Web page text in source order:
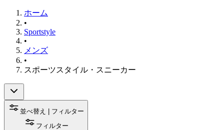
ホーム
•
Sportstyle
•
メンズ
•
スポーツスタイル・スニーカー
並べ替え | フィルター
フィルター